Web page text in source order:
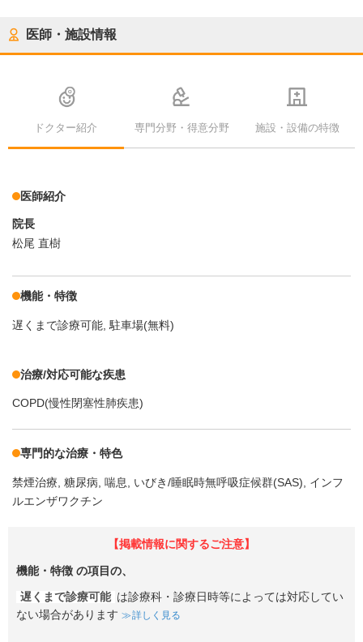
医師・施設情報
ドクター紹介 専門分野・得意分野 施設・設備の特徴
医師紹介
院長
松尾 直樹
機能・特徴
遅くまで診療可能 駐車場(無料)
治療/対応可能な疾患
COPD(慢性閉塞性肺疾患)
専門的な治療・特色
禁煙治療 糖尿病 喘息 いびき/睡眠時無呼吸症候群(SAS)
インフ
ルエンザワクチン
【掲載情報に関するご注意】
機能・特徴 の項目の、
遅くまで診療可能 は診療科・診療日時等によっては対応してい
ない場合があります
詳しく見る